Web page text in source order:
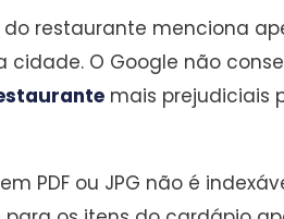
restaurante menciona
cidade. O Google não
mais prejudiciais
PDF ou JPG não é